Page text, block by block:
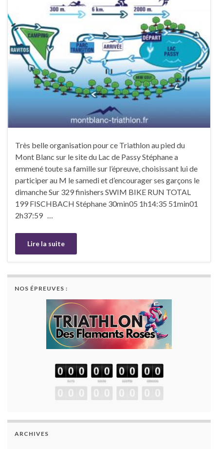
Très belle organisation pour ce Triathlon au pied du
Mont Blanc sur le site du Lac de Passy Stéphane a
emmené toute sa famille sur l’épreuve, choisissant lui de
participer au M le samedi et d’encourager ses garçons le
dimanche Sur 329 finishers SWIM BIKE RUN TOTAL
199 FISCHBACH Stéphane 30min05 1h14:35 51min01
2h37:59 …
Lire la suite
NOS ÉPREUVES :
ARCHIVES